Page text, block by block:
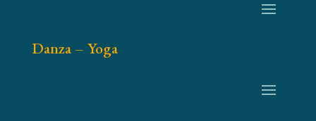
Danza – Yoga